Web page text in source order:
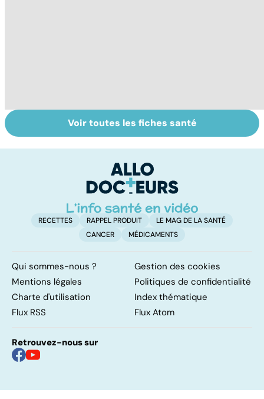
Alimentation :
nos assiettes
Pesticides :
retour au bio ?
Voir toutes les fiches santé
RECETTES RAPPEL PRODUIT
LE MAG DE LA SANTÉ
CANCER
MÉDICAMENTS
Qui sommes-nous ?
Gestion des cookies
Mentions légales
Politiques de confidentialité
Charte d'utilisation
Index thématique
Flux RSS
Flux Atom
Retrouvez-nous sur